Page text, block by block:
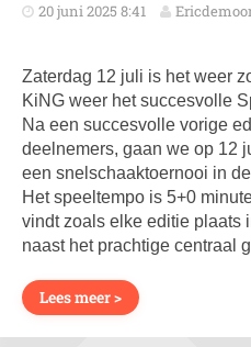
20 juni 2025 8:41
Zaterdag 12 juli is het weer
KiNG weer het succesvolle
Na een succesvolle vorige
deelnemers, gaan we op 12
een snelschaaktoernooi in
Het speeltempo is 5+0
vindt zoals elke editie plaats
naast het prachtige centraal
Lees meer >